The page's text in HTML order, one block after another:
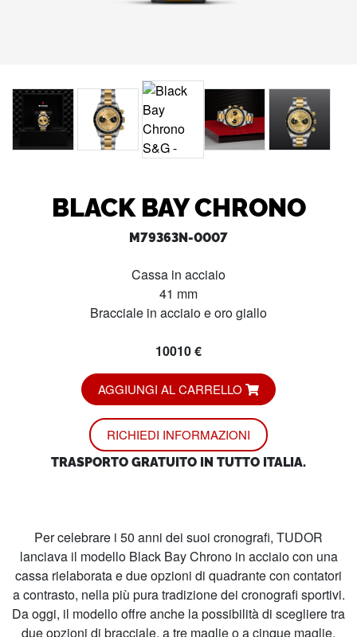
BLACK BAY CHRONO
M79363N-0007
Cassa in acciaio
41 mm
Bracciale in acciaio e oro giallo
10010 €
AGGIUNGI AL CARRELLO
RICHIEDI INFORMAZIONI
TRASPORTO GRATUITO IN TUTTO ITALIA.
Per celebrare i 50 anni dei suoi cronografi, TUDOR
lanciava il modello Black Bay Chrono in acciaio con una
cassa rielaborata e due opzioni di quadrante con contatori
a contrasto, nella più pura tradizione dei cronografi sportivi.
Da oggi, il modello offre anche la possibilità di scegliere tra
due opzioni di bracciale, a tre maglie o a cinque maglie,